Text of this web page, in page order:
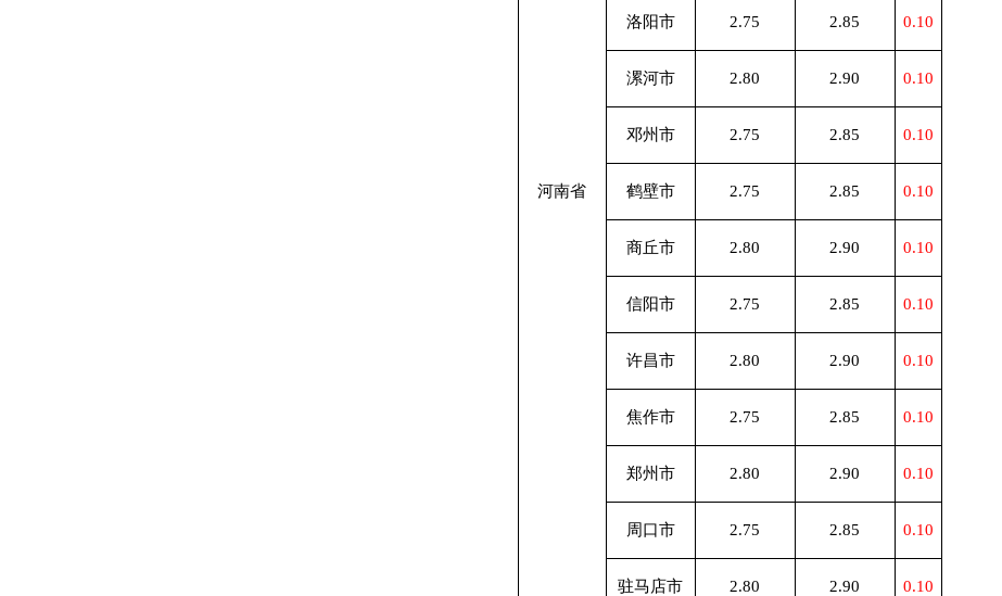
河南省
洛阳市 2.75 2.85 0.10
漯河市 2.80 2.90 0.10
邓州市 2.75 2.85 0.10
鹤壁市 2.75 2.85 0.10
商丘市 2.80 2.90 0.10
信阳市 2.75 2.85 0.10
许昌市 2.80 2.90 0.10
焦作市 2.75 2.85 0.10
郑州市 2.80 2.90 0.10
周口市 2.75 2.85 0.10
驻马店市 2.80 2.90 0.10